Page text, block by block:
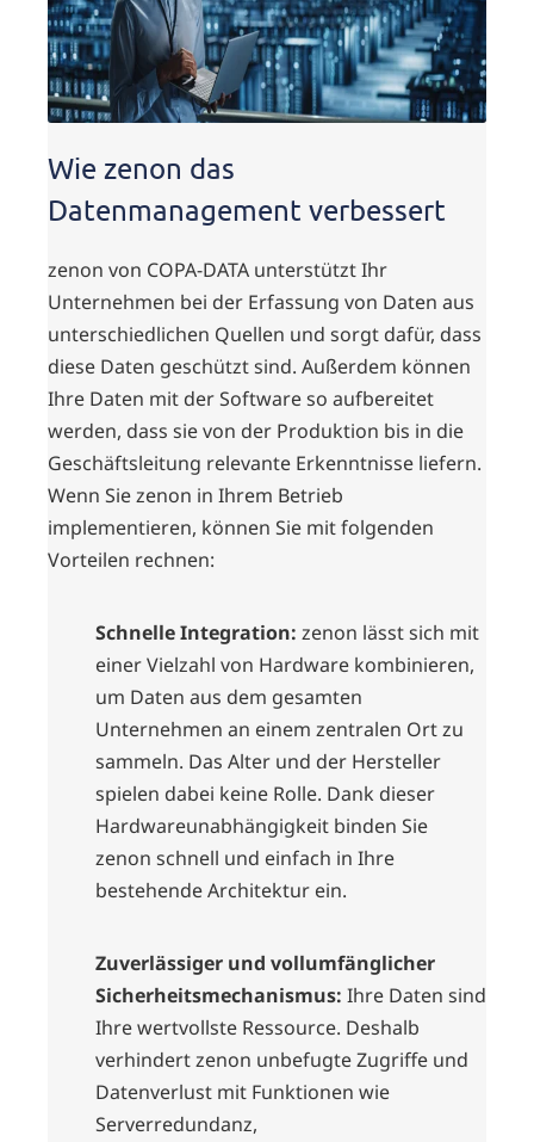
Wie zenon das
Datenmanagement verbessert
zenon von COPA-DATA unterstützt Ihr
Unternehmen bei der Erfassung von Daten aus
unterschiedlichen Quellen und sorgt dafür, dass
diese Daten geschützt sind. Außerdem können
Ihre Daten mit der Software so aufbereitet
werden, dass sie von der Produktion bis in die
Geschäftsleitung relevante Erkenntnisse liefern.
Wenn Sie zenon in Ihrem Betrieb
implementieren, können Sie mit folgenden
Vorteilen rechnen:
Schnelle Integration: zenon lässt sich mit
einer Vielzahl von Hardware kombinieren,
um Daten aus dem gesamten
Unternehmen an einem zentralen Ort zu
sammeln. Das Alter und der Hersteller
spielen dabei keine Rolle. Dank dieser
Hardwareunabhängigkeit binden Sie
zenon schnell und einfach in Ihre
bestehende Architektur ein.
Zuverlässiger und vollumfänglicher
Sicherheitsmechanismus: Ihre Daten sind
Ihre wertvollste Ressource. Deshalb
verhindert zenon unbefugte Zugriffe und
Datenverlust mit Funktionen wie
Serverredundanz,